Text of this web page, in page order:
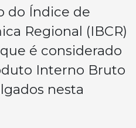
do Índice de
Regional (IBCR)
é considerado
Interno Bruto
nesta